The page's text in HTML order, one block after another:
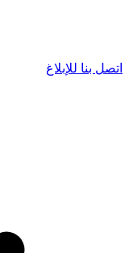
اتصل بنا للإبلاغ